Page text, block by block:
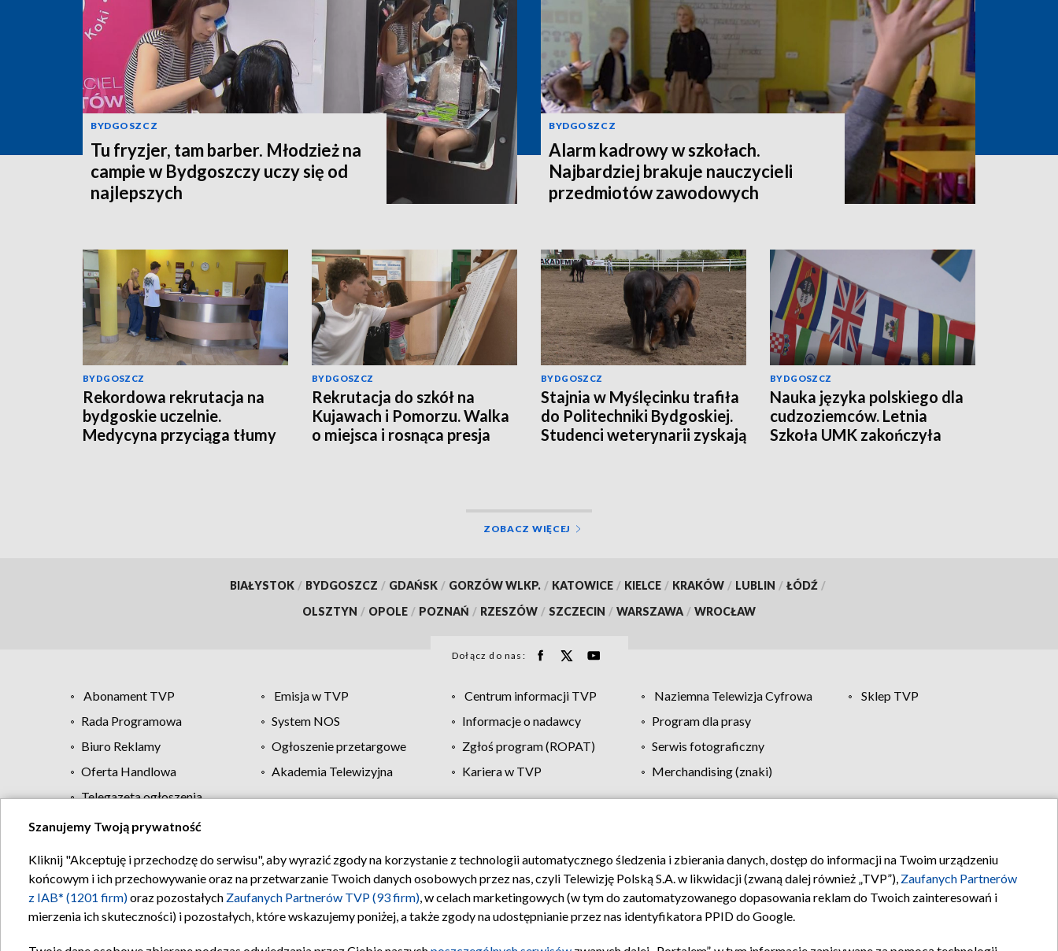
BYDGOSZCZ
Tu fryzjer, tam barber. Młodzież na
campie w Bydgoszczy uczy się od
najlepszych
BYDGOSZCZ
Alarm kadrowy w szkołach.
Najbardziej brakuje nauczycieli
przedmiotów zawodowych
BYDGOSZCZ
Rekordowa rekrutacja na
bydgoskie uczelnie.
Medycyna przyciąga tłumy
BYDGOSZCZ
Rekrutacja do szkół na
Kujawach i Pomorzu. Walka
o miejsca i rosnąca presja
BYDGOSZCZ
Stajnia w Myślęcinku trafiła
do Politechniki Bydgoskiej.
Studenci weterynarii zyskają
BYDGOSZCZ
Nauka języka polskiego dla
cudzoziemców. Letnia
Szkoła UMK zakończyła
ZOBACZ WIĘCEJ
BIAŁYSTOK / BYDGOSZCZ / GDAŃSK / GORZÓW WLKP. / KATOWICE / KIELCE / KRAKÓW / LUBLIN / ŁÓDŹ /
OLSZTYN / OPOLE / POZNAŃ / RZESZÓW / SZCZECIN / WARSZAWA / WROCŁAW
Dołącz do nas:
Abonament TVP Emisja w TVP Centrum informacji TVP Naziemna Telewizja Cyfrowa
Sklep TVP
Rada Programowa
System NOS Informacje o nadawcy
Program dla prasy
Biuro Reklamy
Ogłoszenie przetargowe Zgłoś program (ROPAT)
Serwis fotograficzny
Oferta Handlowa
Akademia Telewizyjna Kariera w TVP
Merchandising (znaki)
Telegazeta ogłoszenia
Regulamin TVP Polityka prywatności Moje zgody Pomoc Biuro reklamy Kontakt
Szanujemy Twoją prywatność
Kliknij "Akceptuję i przechodzę do serwisu", aby wyrazić zgody na korzystanie z technologii automatycznego śledzenia i zbierania danych, dostęp do informacji na Twoim urządzeniu
końcowym i ich przechowywanie oraz na przetwarzanie Twoich danych osobowych przez nas, czyli Telewizję Polską S.A. w likwidacji (zwaną dalej również „TVP”), Zaufanych Partnerów
z IAB* (1201 firm)oraz pozostałych Zaufanych Partnerów TVP (93 firm), w celach marketingowych (w tym do zautomatyzowanego dopasowania reklam do Twoich zainteresowań i
mierzenia ich skuteczności) i pozostałych, które wskazujemy poniżej, a także zgody na udostępnianie przez nas identyfikatora PPID do Google.